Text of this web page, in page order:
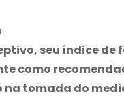
seu índice de
como
na tomada do